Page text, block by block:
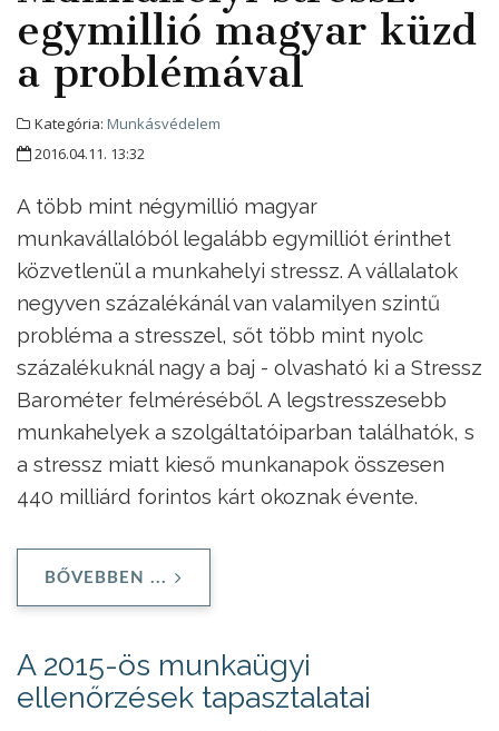
egymillió magyar küzd
a problémával
Kategória: Munkásvédelem
2016.04.11. 13:32
A több mint négymillió magyar
munkavállalóból legalább egymilliót érinthet
közvetlenül a munkahelyi stressz. A vállalatok
negyven százalékánál van valamilyen szintű
probléma a stresszel, sőt több mint nyolc
százalékuknál nagy a baj - olvasható ki a Stressz
Barométer felméréséből. A legstresszesebb
munkahelyek a szolgáltatóiparban találhatók, s
a stressz miatt kieső munkanapok összesen
440 milliárd forintos kárt okoznak évente.
BŐVEBBEN ...
A 2015-ös munkaügyi
ellenőrzések tapasztalatai